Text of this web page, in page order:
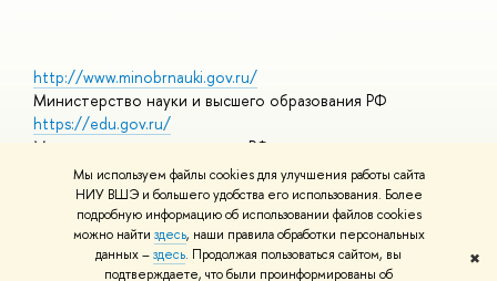
Мы используем файлы cookies для улучшения работы сайта
НИУ ВШЭ и большего удобства его использования. Более
подробную информацию об использовании файлов cookies
можно найти здесь, наши правила обработки персональных
данных –здесь. Продолжая пользоваться сайтом, вы
подтверждаете, что были проинформированы об
✖
http://www.minobrnauki.gov.ru/
Министерство науки и высшего образования РФ
https://edu.gov.ru/
Министерство просвещения РФ
https://elearning.hse.ru/mooc
Массовые открытые онлайн-курсы
© НИУ ВШЭ 1993–2026 Адреса и контактыУсловия